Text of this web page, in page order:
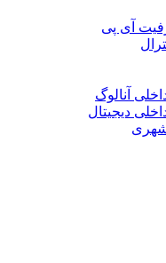
آی پی
آنالوگ
دیجیتال